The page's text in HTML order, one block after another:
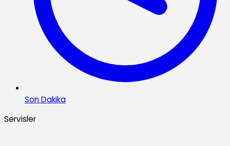
Son Dakika
Servisler